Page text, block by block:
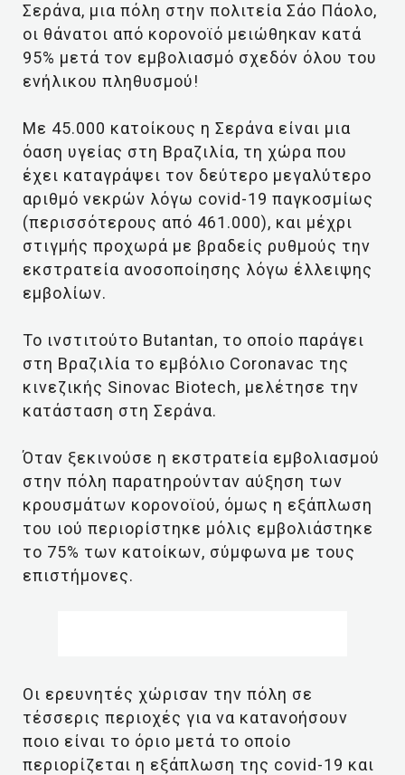
Σεράνα, μια πόλη στην πολιτεία Σάο Πάολο,
οι θάνατοι από κορονοϊό μειώθηκαν κατά
95% μετά τον εμβολιασμό σχεδόν όλου του
ενήλικου πληθυσμού!
Με 45.000 κατοίκους η Σεράνα είναι μια
όαση υγείας στη Βραζιλία, τη χώρα που
έχει καταγράψει τον δεύτερο μεγαλύτερο
αριθμό νεκρών λόγω covid-19 παγκοσμίως
(περισσότερους από 461.000), και μέχρι
στιγμής προχωρά με βραδείς ρυθμούς την
εκστρατεία ανοσοποίησης λόγω έλλειψης
εμβολίων.
Το ινστιτούτο Butantan, το οποίο παράγει
στη Βραζιλία το εμβόλιο Coronavac της
κινεζικής Sinovac Biotech, μελέτησε την
κατάσταση στη Σεράνα.
Όταν ξεκινούσε η εκστρατεία εμβολιασμού
στην πόλη παρατηρούνταν αύξηση των
κρουσμάτων κορονοϊού, όμως η εξάπλωση
του ιού περιορίστηκε μόλις εμβολιάστηκε
το 75% των κατοίκων, σύμφωνα με τους
επιστήμονες.
Οι ερευνητές χώρισαν την πόλη σε
τέσσερις περιοχές για να κατανοήσουν
ποιο είναι το όριο μετά το οποίο
περιορίζεται η εξάπλωση της covid-19 και